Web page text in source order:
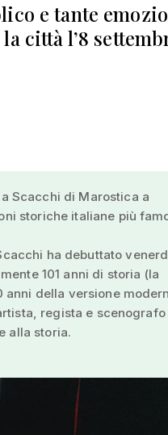
e tante
città l’8
Scacchi di Marostica a
storiche italiane più
ha debuttato
101 anni di storia (la
anni della versione
regista e
alla storia.